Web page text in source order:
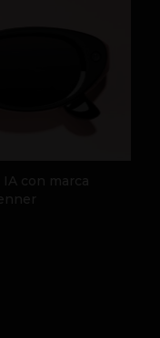
con marca